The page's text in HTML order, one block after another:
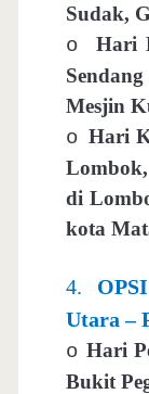
Sudak,
o Hari
Mesjin
o Hari
di
kota
4.
Utara –
o Hari
Bukit